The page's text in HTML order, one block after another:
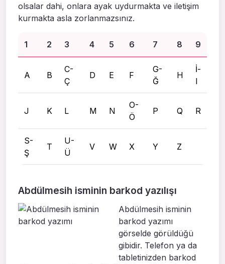
olsalar dahi, onlara ayak uydurmakta ve iletişim
kurmakta asla zorlanmazsınız.
1 2 3 4 5 6 7 8 9
A B
C-
Ç
D E F
G-
Ğ
H
İ-
I
J K L M N
O-
Ö
P Q R
S-
Ş
T
U-
Ü
V W X Y Z
Abdülmesih isminin barkod yazılışı
Abdülmesih isminin
barkod yazımı
görselde görüldüğü
gibidir. Telefon ya da
tabletinizden barkod